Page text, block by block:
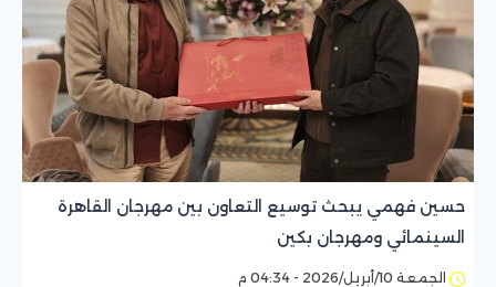
حسين فهمي يبحث توسيع التعاون بين مهرجان القاهرة
السينمائي ومهرجان بكين
الجمعة 10/أبريل/2026 - 04:34 م